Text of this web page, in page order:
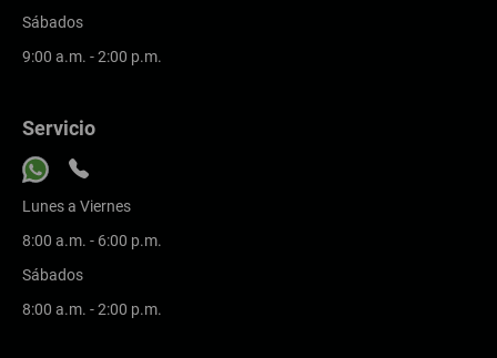
Sábados
9:00 a.m. - 2:00 p.m.
Servicio
Lunes a Viernes
8:00 a.m. - 6:00 p.m.
Sábados
8:00 a.m. - 2:00 p.m.